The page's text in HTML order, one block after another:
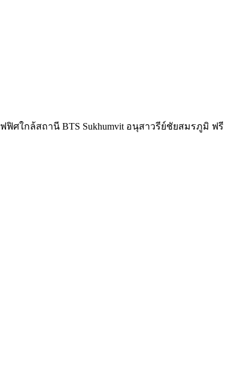
ศใกล้สถานี BTS Sukhumvit อนุสาวรีย์ชัยสมรภูมิ ฟรี